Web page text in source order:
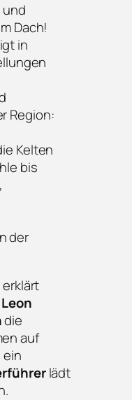
Dach!
in
Region:
Kelten
bis
der
Leon
die
auf
ein
lädt